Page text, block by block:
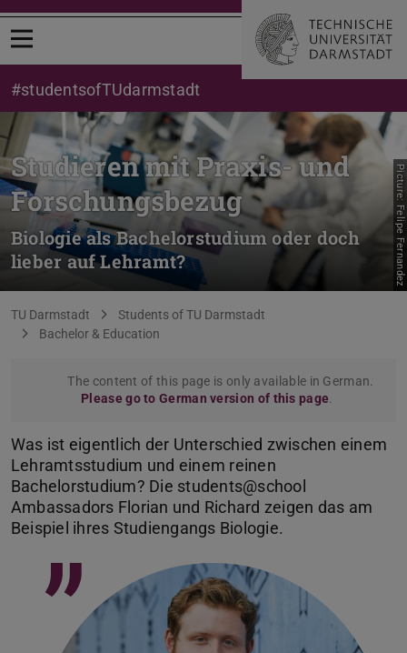
Open menu
#studentsofTUdarmstadt
Studieren mit Praxis- und
Forschungsbezug
Biologie als Bachelorstudium oder doch
lieber auf Lehramt?
Picture: Felipe Fernandez
You are here:
TU Darmstadt
Students of TU Darmstadt
Bachelor & Education
The content of this page is only available in German.
Please go to German version of this page.
Was ist eigentlich der Unterschied zwischen einem
Lehramtsstudium und einem reinen
Bachelorstudium? Die students@school
Ambassadors Florian und Richard zeigen das am
Beispiel ihres Studiengangs Biologie.
”